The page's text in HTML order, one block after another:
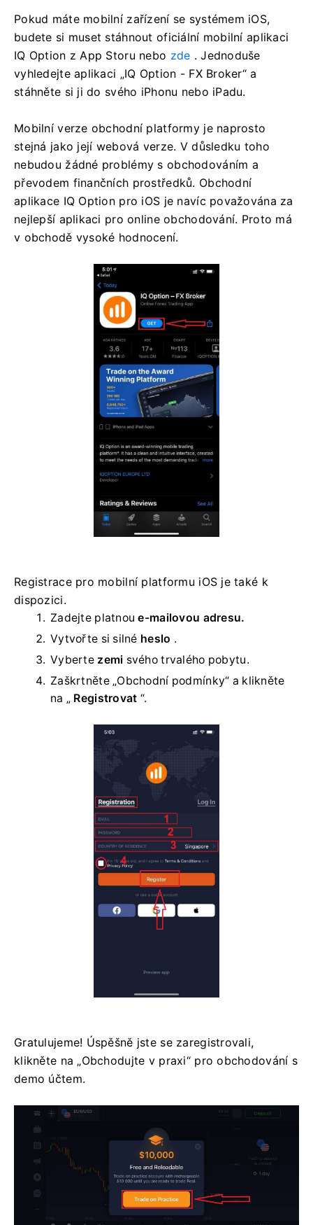
Pokud máte mobilní zařízení se systémem iOS,
budete si muset stáhnout oficiální mobilní aplikaci
IQ Option z App Storu nebo zde . Jednoduše
vyhledejte aplikaci „IQ Option - FX Broker“ a
stáhněte si ji do svého iPhonu nebo iPadu.
Mobilní verze obchodní platformy je naprosto
stejná jako její webová verze. V důsledku toho
nebudou žádné problémy s obchodováním a
převodem finančních prostředků. Obchodní
aplikace IQ Option pro iOS je navíc považována za
nejlepší aplikaci pro online obchodování. Proto má
v obchodě vysoké hodnocení.
Registrace pro mobilní platformu iOS je také k
dispozici.
Zadejte platnoue-mailovou adresu.
Vytvořte si silné heslo .
Vyberte zemi svého trvalého pobytu.
Zaškrtněte „Obchodní podmínky“ a klikněte
na „ Registrovat “.
Gratulujeme! Úspěšně jste se zaregistrovali,
klikněte na „Obchodujte v praxi“ pro obchodování s
demo účtem.